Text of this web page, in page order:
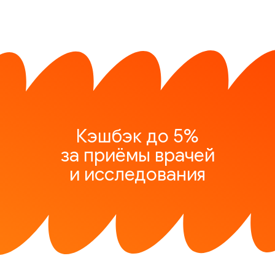
Кэшбэк до 5%
за приёмы врачей
и исследования